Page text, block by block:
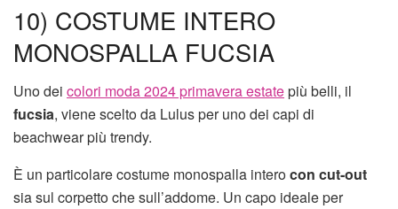
10) COSTUME INTERO
MONOSPALLA FUCSIA
Uno dei colori moda 2024 primavera estatepiù belli, il
fucsia, viene scelto da Lulus per uno dei capi di
beachwear più trendy.
È un particolare costume monospalla interocon cut-out
sia sul corpetto che sull’addome. Un capo ideale per